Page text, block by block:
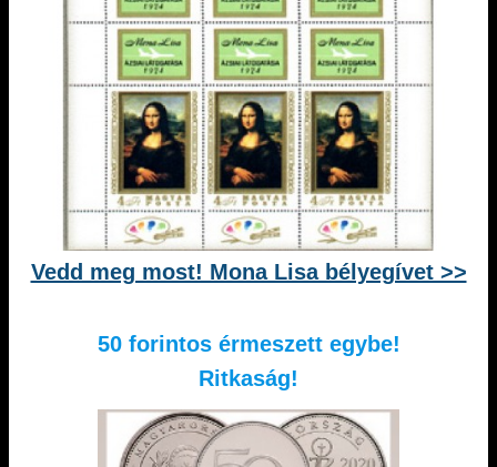
Vedd meg most! Mona Lisa bélyegívet >>
50 forintos érmeszett egybe!
Ritkaság!